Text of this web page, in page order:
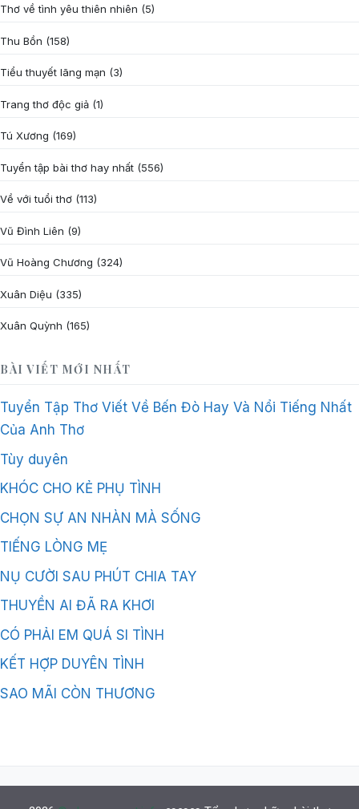
Thơ về tình yêu thiên nhiên (5)
Thu Bồn (158)
Tiểu thuyết lãng mạn (3)
Trang thơ độc giả (1)
Tú Xương (169)
Tuyển tập bài thơ hay nhất (556)
Về với tuổi thơ (113)
Vũ Đình Liên (9)
Vũ Hoàng Chương (324)
Xuân Diệu (335)
Xuân Quỳnh (165)
BÀI VIẾT MỚI NHẤT
Tuyển Tập Thơ Viết Về Bến Đò Hay Và Nổi Tiếng Nhất
Của Anh Thơ
Tùy duyên
KHÓC CHO KẺ PHỤ TÌNH
CHỌN SỰ AN NHÀN MÀ SỐNG
TIẾNG LÒNG MẸ
NỤ CƯỜI SAU PHÚT CHIA TAY
THUYỀN AI ĐÃ RA KHƠI
CÓ PHẢI EM QUÁ SI TÌNH
KẾT HỢP DUYÊN TÌNH
SAO MÃI CÒN THƯƠNG